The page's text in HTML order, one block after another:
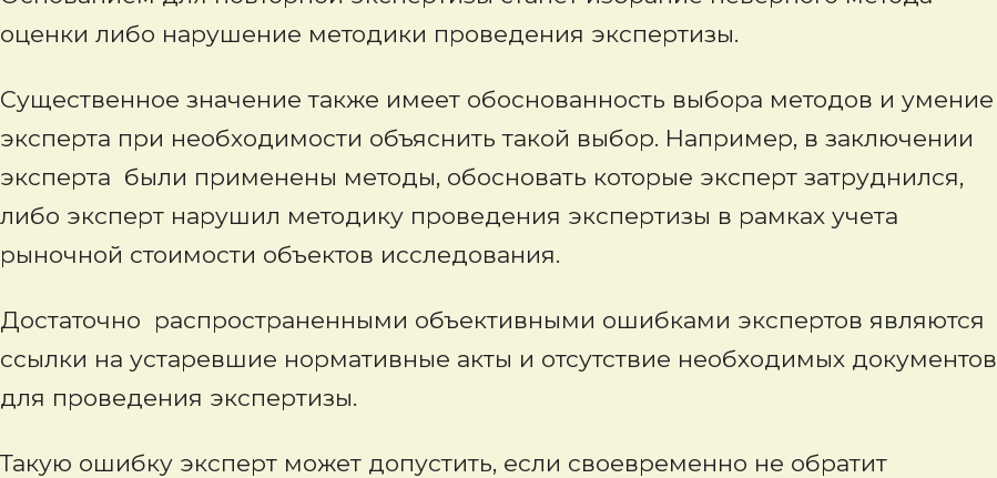
оценки либо нарушение методики проведения экспертизы.
Существенное значение также имеет обоснованность выбора методов и умение
эксперта при необходимости объяснить такой выбор. Например, в заключении
эксперта были применены методы, обосновать которые эксперт затруднился,
либо эксперт нарушил методику проведения экспертизы в рамках учета
рыночной стоимости объектов исследования.
Достаточно распространенными объективными ошибками экспертов являются
ссылки на устаревшие нормативные акты и отсутствие необходимых документов
для проведения экспертизы.
Такую ошибку эксперт может допустить, если своевременно не обратит